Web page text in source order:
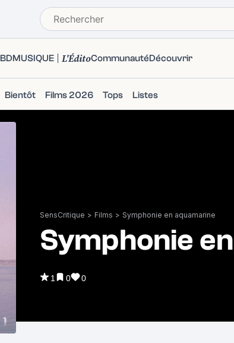
BDMUSIQUE L'ÉditoCommunautéDécouvrir
Bientôt Films 2026 Tops Listes
SensCritique > Films > Symphonie en aquamarine
Symphonie
1 0 0